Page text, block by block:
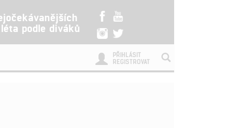
podle diváků
PŘIHLÁSIT
REGISTROVAT